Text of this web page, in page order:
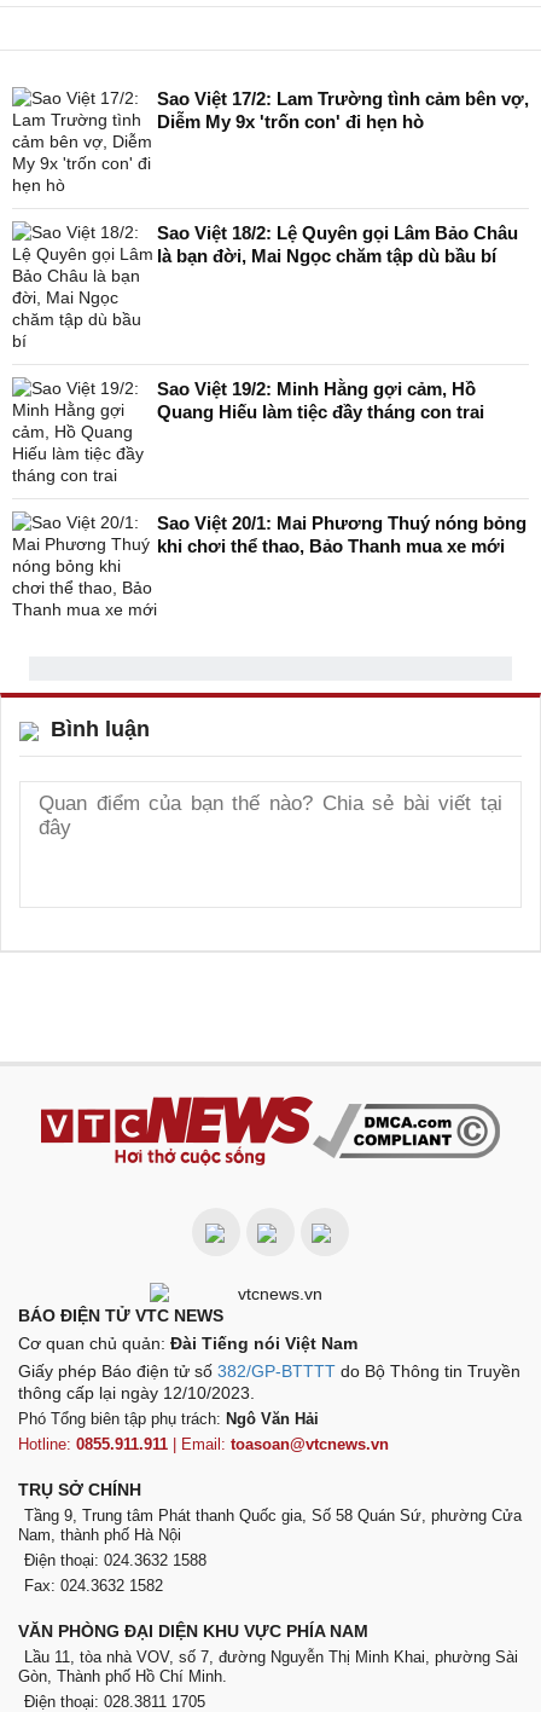
Sao Việt 17/2: Lam Trường tình cảm bên vợ,
Diễm My 9x 'trốn con' đi hẹn hò
Sao Việt 18/2: Lệ Quyên gọi Lâm Bảo Châu
là bạn đời, Mai Ngọc chăm tập dù bầu bí
Sao Việt 19/2: Minh Hằng gợi cảm, Hồ
Quang Hiếu làm tiệc đầy tháng con trai
Sao Việt 20/1: Mai Phương Thuý nóng bỏng
khi chơi thể thao, Bảo Thanh mua xe mới
Bình luận
BÁO ĐIỆN TỬ VTC NEWS
Cơ quan chủ quản: Đài Tiếng nói Việt Nam
Giấy phép Báo điện tử số 382/GP-BTTTT do Bộ Thông tin Truyền
thông cấp lại ngày 12/10/2023.
Phó Tổng biên tập phụ trách: Ngô Văn Hải
Hotline: 0855.911.911 | Email: toasoan@vtcnews.vn
TRỤ SỞ CHÍNH
Tầng 9, Trung tâm Phát thanh Quốc gia, Số 58 Quán Sứ, phường Cửa
Nam, thành phố Hà Nội
Điện thoại: 024.3632 1588
Fax: 024.3632 1582
VĂN PHÒNG ĐẠI DIỆN KHU VỰC PHÍA NAM
Lầu 11, tòa nhà VOV, số 7, đường Nguyễn Thị Minh Khai, phường Sài
Gòn, Thành phố Hồ Chí Minh.
Điện thoại: 028.3811 1705